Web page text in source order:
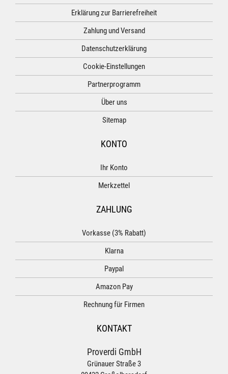
Erklärung zur Barrierefreiheit
Zahlung und Versand
Datenschutzerklärung
Cookie-Einstellungen
Partnerprogramm
Über uns
Sitemap
KONTO
Ihr Konto
Merkzettel
ZAHLUNG
Vorkasse (3% Rabatt)
Klarna
Paypal
Amazon Pay
Rechnung für Firmen
KONTAKT
Proverdi GmbH
Grünauer Straße 3